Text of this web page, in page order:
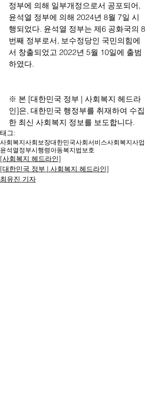
정부에 의해 일부개정으로서 공포되어,
윤석열 정부에 의해 2024년 8월 7일 시
행되었다. 윤석열 정부는 제6 공화국의 8
번째 정부로서, 보수정당인 국민의힘에
서 창출되었고 2022년 5월 10일에 출범
하였다.
※ 본 [대한민국 정부 | 사회복지 헤드라
인]은, 대한민국 행정부를 취재하여 수집
한 최신 사회복지 정보를 보도합니다.
태그:
사회복지사회보장대한민국사회서비스사회복지사업
윤석열정부시행령아동복지법 보호
[사회복지 헤드라인]
[대한민국 정부 | 사회복지 헤드라인]
최유진 기자